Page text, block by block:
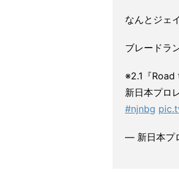
なんとジェ
ブレードラ
※2.1『Road
新日本プロ
#njnbg
— 新日本プ